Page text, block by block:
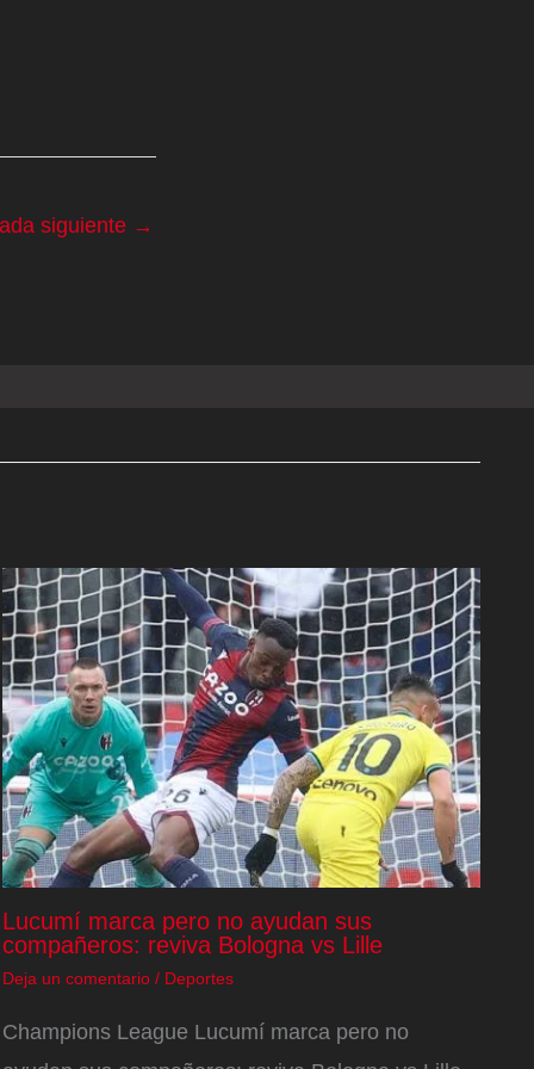
siguiente →
Lucumí marca pero no ayudan sus
compañeros: reviva Bologna vs Lille
Deja un comentario / Deportes
Champions League Lucumí marca pero no